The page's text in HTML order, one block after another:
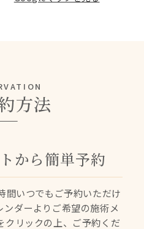
方法
から簡単予約
間いつでもご予約いただけ
ダーよりご希望の施術メ
クリックの上、ご予約くだ